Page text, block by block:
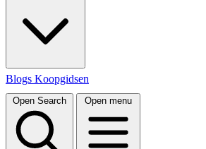
Blogs Koopgidsen
Open Search Open menu